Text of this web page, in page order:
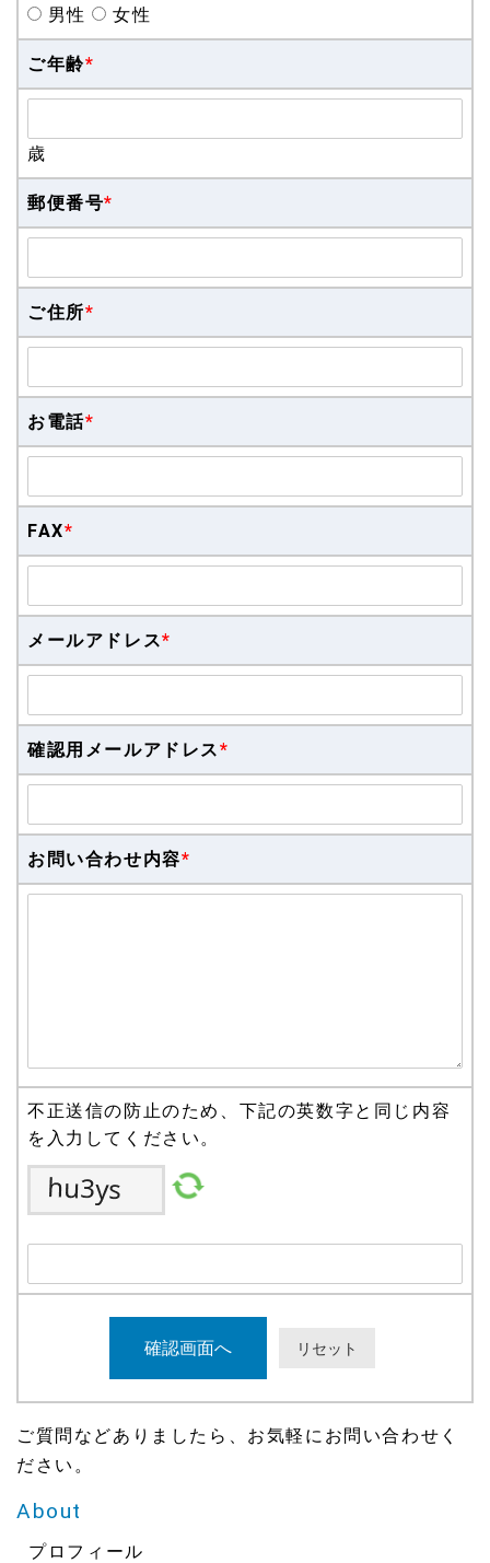
男性 女性
ご年齢*
歳
郵便番号*
ご住所*
お電話*
FAX*
メールアドレス*
確認用メールアドレス*
お問い合わせ内容*
不正送信の防止のため、下記の英数字と同じ内容
を入力してください。
ご質問などありましたら、お気軽にお問い合わせく
ださい。
About
プロフィール